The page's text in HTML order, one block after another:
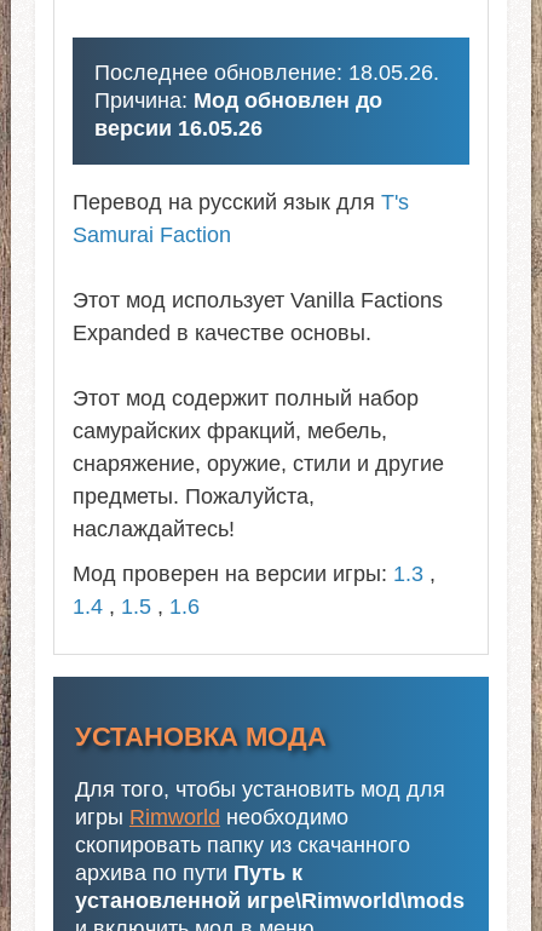
Последнее обновление: 18.05.26.
Причина: Мод обновлен до
версии 16.05.26
Перевод на русский язык для T's
Samurai Faction
Этот мод использует Vanilla Factions
Expanded в качестве основы.
Этот мод содержит полный набор
самурайских фракций, мебель,
снаряжение, оружие, стили и другие
предметы. Пожалуйста,
наслаждайтесь!
Мод проверен на версии игры: 1.3,
1.4, 1.5, 1.6
УСТАНОВКА МОДА
Для того, чтобы установить мод для
игры Rimworld необходимо
скопировать папку из скачанного
архива по пути Путь к
установленной игре\Rimworld\mods